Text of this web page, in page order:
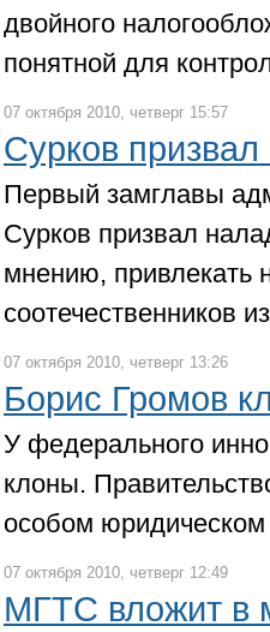
двойного
понятной для
07 октября 2010, четверг 15:57
Сурков
Первый замглавы
Сурков призвал
мнению, привлекать
соотечественников
07 октября 2010, четверг 13:26
Борис Громов
У федерального
клоны.
особом юридическом
07 октября 2010, четверг 12:49
МГТС вложит в